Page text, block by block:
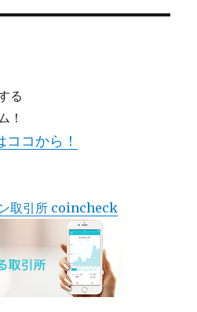
る
！
ココから！
取引所 coincheck